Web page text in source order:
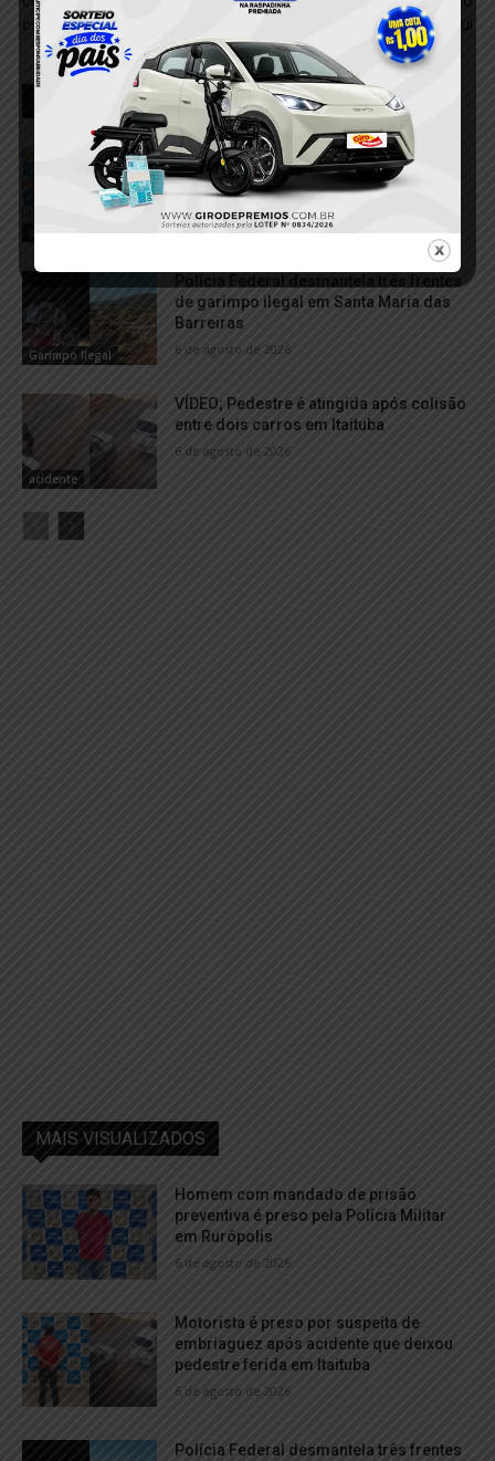
confusão em Jacareacanga
bairro da Matinha, em Tucuruí
RELACIONADOS
acidente
Motorista é preso por suspeita de
embriaguez após acidente que deixou
pedestre ferida em Itaituba
6 de agosto de 2026
Garimpo Ilegal
Polícia Federal desmantela três frentes
de garimpo ilegal em Santa Maria das
Barreiras
6 de agosto de 2026
acidente
VÍDEO; Pedestre é atingida após colisão
entre dois carros em Itaituba
6 de agosto de 2026
MAIS VISUALIZADOS
Homem com mandado de prisão
preventiva é preso pela Polícia Militar
em Rurópolis
6 de agosto de 2026
Motorista é preso por suspeita de
embriaguez após acidente que deixou
pedestre ferida em Itaituba
6 de agosto de 2026
Polícia Federal desmantela três frentes